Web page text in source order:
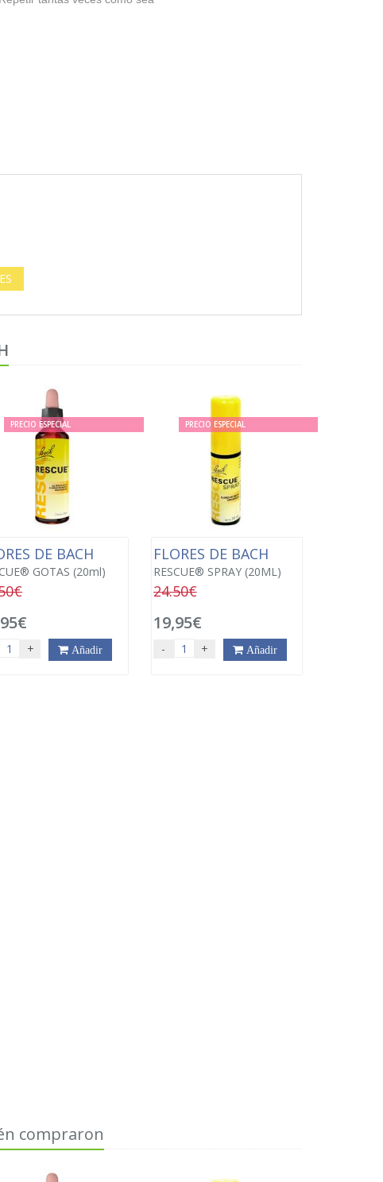
PRECIO ESPECIAL
DE BACH
GOTAS (20ml)
+ Añadir
PRECIO ESPECIAL
FLORES DE BACH
RESCUE® SPRAY (20ML)
24.50€
19,95€
- + Añadir
compraron